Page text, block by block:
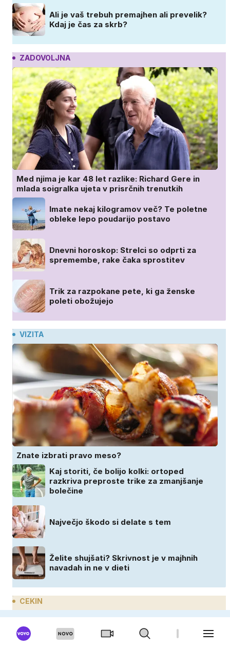
Ali je vaš trebuh premajhen ali prevelik?
Kdaj je čas za skrb?
ZADOVOLJNA
Med njima je kar 48 let razlike: Richard Gere in
mlada soigralka ujeta v prisrčnih trenutkih
Imate nekaj kilogramov več? Te poletne
obleke lepo poudarijo postavo
Dnevni horoskop: Strelci so odprti za
spremembe, rake čaka sprostitev
Trik za razpokane pete, ki ga ženske
poleti obožujejo
VIZITA
Znate izbrati pravo meso?
Kaj storiti, če bolijo kolki: ortoped
razkriva preproste trike za zmanjšanje
bolečine
Največjo škodo si delate s tem
Želite shujšati? Skrivnost je v majhnih
navadah in ne v dieti
CEKIN